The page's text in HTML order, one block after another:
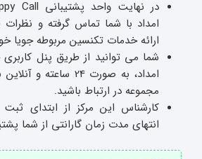
امداد با شما تماس گرفته و نظرات
ارائه خدمات تکنسین مربوطه جویا
شما می توانید از طریق پنل
امداد، به صورت 24
مجموعه در ارتباط باشید.
کارشناس این مرکز از ابتدای
انتهای مدت زمان گارانتی از شما